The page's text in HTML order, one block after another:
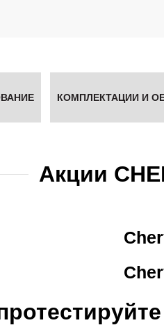
КОМПЛЕКТАЦИИ И
Акции